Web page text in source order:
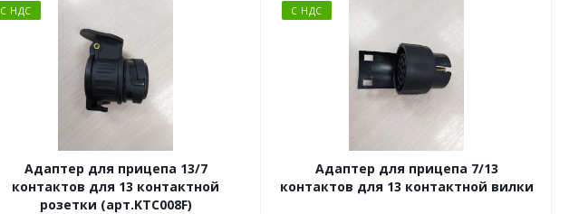
С НДС
Адаптер для прицепа 13/7
контактов для 13 контактной
розетки (арт.KTC008F)
С НДС
Адаптер для прицепа 7/13
контактов для 13 контактной вилки